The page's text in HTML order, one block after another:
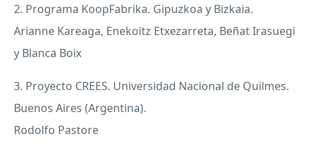
2. Programa KoopFabrika. Gipuzkoa y Bizkaia.
Arianne Kareaga, Enekoitz Etxezarreta, Beñat Irasuegi
y Blanca Boix
3. Proyecto CREES. Universidad Nacional de Quilmes.
Buenos Aires (Argentina).
Rodolfo Pastore